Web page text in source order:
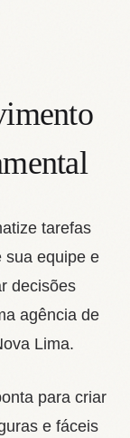
tarefas
sua equipe e
decisões
agência de
Lima.
para criar
e fáceis